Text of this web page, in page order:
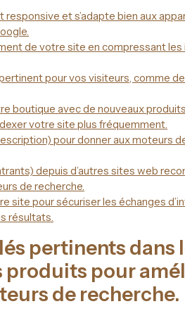
et s’adapte bien aux
de votre site en compressant les
pour vos visiteurs, comme
boutique avec de nouveaux
votre site plus fréquemment.
pour donner aux moteurs
depuis d’autres sites web
de recherche.
site pour sécuriser les échanges
résultats.
pertinents dans
produits pour
de recherche.